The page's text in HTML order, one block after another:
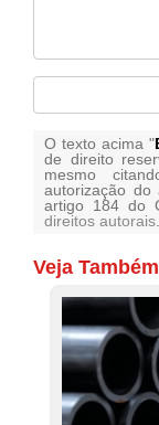
O texto acima "
de direito
mesmo
autorização
artigo 184 do
direitos autorais
Veja Também